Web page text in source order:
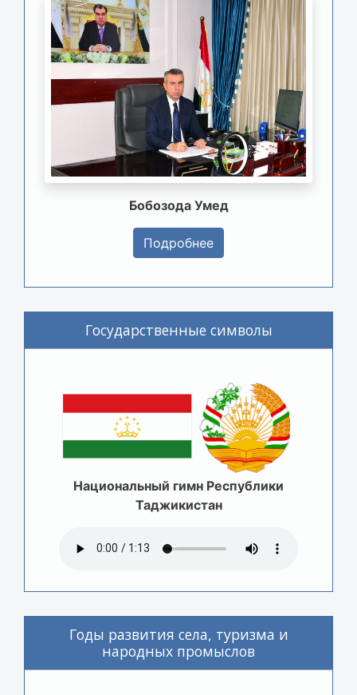
Бобозода Умед
Подробнее
Государственные символы
Национальный гимн Республики
Таджикистан
Годы развития села, туризма и
народных промыслов